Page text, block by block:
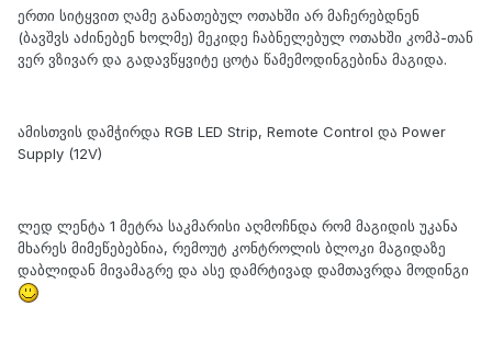
ერთი სიტყვით ღამე განათებულ ოთახში არ მაჩერებდნენ
(ბავშვს აძინებენ ხოლმე) მეკიდე ჩაბნელებულ ოთახში კომპ-თან
ვერ ვზივარ და გადავწყვიტე ცოტა წამემოდინგებინა მაგიდა.
ამისთვის დამჭირდა RGB LED Strip, Remote Control და Power
Supply (12V)
ლედ ლენტა 1 მეტრა საკმარისი აღმოჩნდა რომ მაგიდის უკანა
მხარეს მიმეწებებნია, რემოუტ კონტროლის ბლოკი მაგიდაზე
დაბლიდან მივამაგრე და ასე დამრტივად დამთავრდა მოდინგი